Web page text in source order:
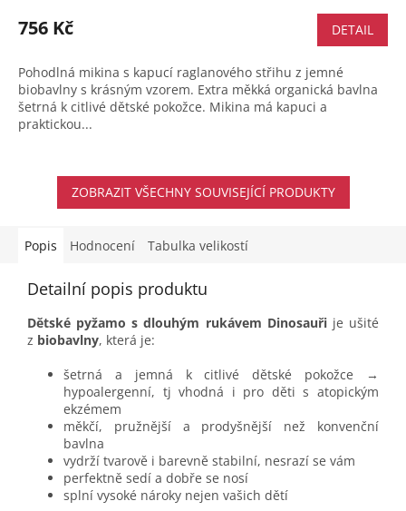
produktu
z
5
hvězdiček.
756 Kč DETAIL
Pohodlná mikina s kapucí raglanového střihu z jemné
biobavlny s krásným vzorem. Extra měkká organická bavlna
šetrná k citlivé dětské pokožce. Mikina má kapuci a
praktickou...
ZOBRAZIT VŠECHNY SOUVISEJÍCÍ PRODUKTY
Popis Hodnocení Tabulka velikostí
Detailní popis produktu
Dětské pyžamo s dlouhým rukávem Dinosauři je ušité
z biobavlny, která je:
šetrná a jemná k citlivé dětské pokožce →
hypoalergenní, tj vhodná i pro děti s atopickým
ekzémem
měkčí, pružnější a prodyšnější než konvenční
bavlna
vydrží tvarově i barevně stabilní, nesrazí se vám
perfektně sedí a dobře se nosí
splní vysoké nároky nejen vašich dětí